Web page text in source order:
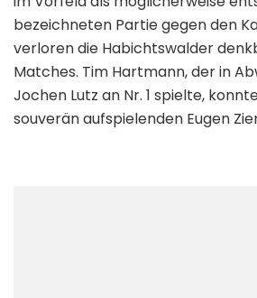
bezeichneten Partie gegen den
verloren die Habichtswalder
Matches. Tim Hartmann, der in
Jochen Lutz an Nr. 1 spielte,
souverän aufspielenden Eugen